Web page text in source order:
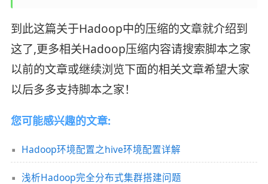
到此这篇关于Hadoop中的压缩的文章就介绍到
这了,更多相关Hadoop压缩内容请搜索脚本之家
以前的文章或继续浏览下面的相关文章希望大家
以后多多支持脚本之家！
您可能感兴趣的文章:
Hadoop环境配置之hive环境配置详解
浅析Hadoop完全分布式集群搭建问题